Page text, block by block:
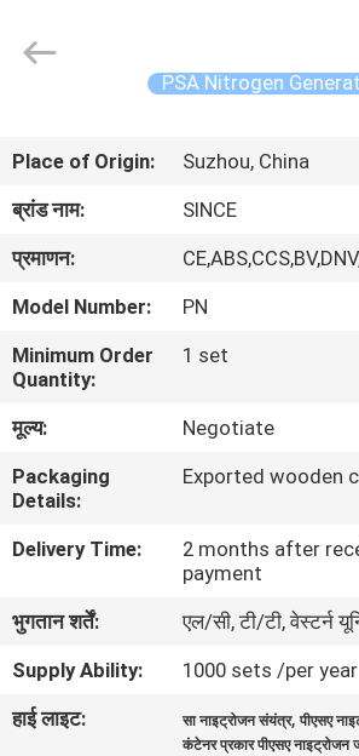
उत्पादों
में
कारखाना
दौरा
गुणवत्ता
नियंत्रण
हमसे
संपर्क
Technology
Co.,Ltd.
PSA Nitrogen
Place of Origin:
Suzhou, China
ब्रांड नाम:
SINCE
प्रमाणन:
Model Number:
PN
Minimum Order
Quantity:
1 set
मूल्य:
Negotiate
Packaging
Details:
Exported wooden
Delivery Time:
2 months after
payment
भुगतान शर्तें:
एल/सी, टी/टी, वेस्टर्न
Supply Ability:
1000 sets /per year
हाई लाइट:
सा नाइट्रोजन संयंत्र,पीएसए
कंटेनर प्रकार पीएसए नाइट्रोजन